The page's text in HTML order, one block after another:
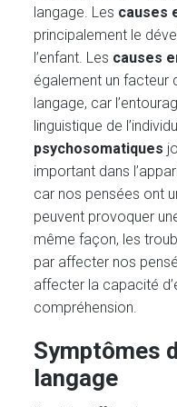
langage. Les causes
principalement le
l’enfant. Les causes
également un facteur
langage, car
linguistique de
psychosomatiques
important dans
car nos pensées ont
peuvent provoquer
même façon, les
par affecter nos
affecter la capacité
compréhension.
Symptômes
langage